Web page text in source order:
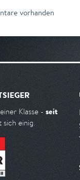
vorhanden
Klasse - seit
sich einig.